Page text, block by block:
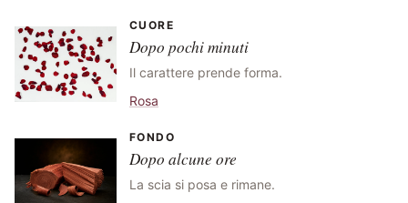
CUORE
Dopo pochi minuti
Il carattere prende forma.
Rosa
FONDO
Dopo alcune ore
La scia si posa e rimane.